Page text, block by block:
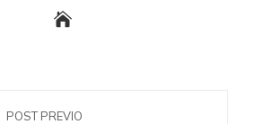
POST PREVIO